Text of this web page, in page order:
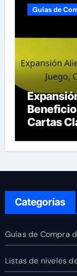
Guías de
Cartas
Categorías
Guías de Compra
Listas de niveles